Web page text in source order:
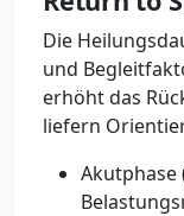
Die
und
erhöht das
liefern
Akutphase